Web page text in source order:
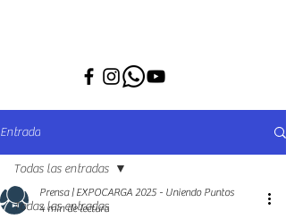
Entrada
Todas las entradas
Todas las entradas
Prensa | EXPOCARGA 2025 - Uniendo Puntos
4 min de lectura